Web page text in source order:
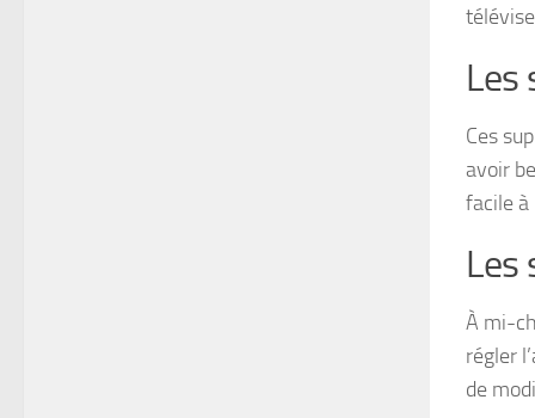
Les
Ces
avoir
facile
Les
À mi-
régler
de